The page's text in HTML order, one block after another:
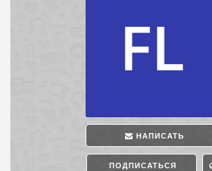
НАПИСАТЬ
ПОДПИСАТЬСЯ